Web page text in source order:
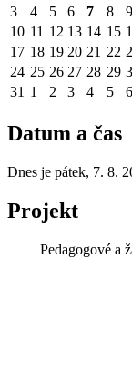
3
4 5 6 7 8
9
10 11 12 13 14 15
17 18 19 20 21 22
24 25 26 27 28 29
31 1 2 3 4 5 6
Datum a čas
Dnes je pátek, 7. 8.
Projekt
Pedagogové a